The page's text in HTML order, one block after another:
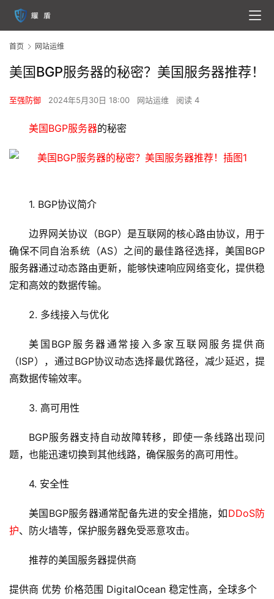
云
机
首页 网站运维
美国BGP服务器的秘密？美国服务器推荐！
至强防御 2024年5月30日 18:00 网站运维 阅读 4
美国BGP服务器的秘密
1. BGP协议简介
边界网关协议（BGP）是互联网的核心路由协议，用于
确保不同自治系统（AS）之间的最佳路径选择， 美国BGP
服务器通过动态路由更新，能够快速响应网络变化，提供稳
定和高效的数据传输。
2. 多线接入与优化
美国BGP服务器通常接入多家互联网服务提供商
（ISP），通过BGP协议动态选择最优路径，减少延迟，提
高数据传输效率。
3. 高可用性
BGP服务器支持自动故障转移，即使一条线路出现问
题，也能迅速切换到其他线路，确保服务的高可用性。
4. 安全性
美国BGP服务器通常配备先进的安全措施，如DDoS防
护、防火墙等，保护服务器免受恶意攻击。
推荐的美国服务器提供商
提供商 优势 价格范围 DigitalOcean 稳定性高，全球多个